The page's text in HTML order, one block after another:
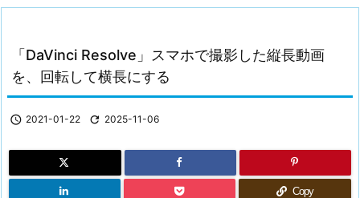
「DaVinci Resolve」スマホで撮影した縦長動画
を、回転して横長にする
 2021-01-22  2025-11-06
Copy